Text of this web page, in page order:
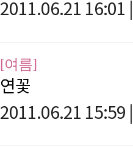
2011.06.21 16:01
[여름]
연꽃
2011.06.21 15:59